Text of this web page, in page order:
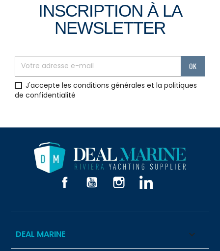
INSCRIPTION À LA
NEWSLETTER
J'accepte les conditions générales et la politiques
de confidentialité
FacebookYouTube Instagram
DEAL MARINE 